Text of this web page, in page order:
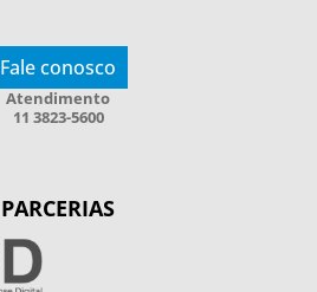
Fale conosco
Atendimento
11 3823-5600
PARCERIAS